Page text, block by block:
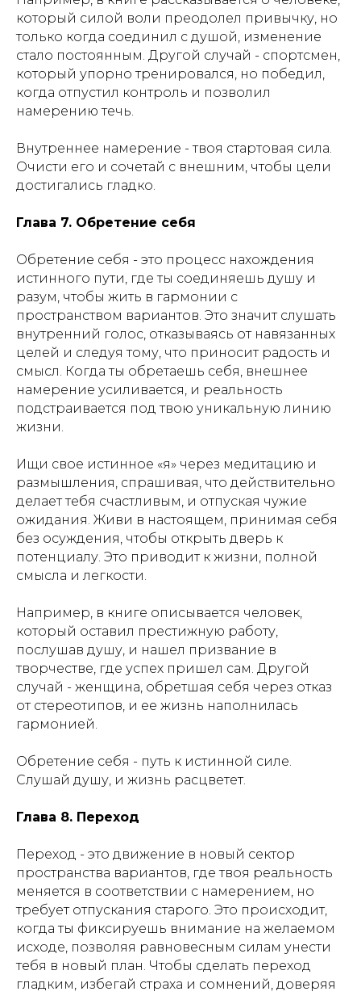
который силой воли преодолел привычку, но
только когда соединил с душой, изменение
стало постоянным. Другой случай - спортсмен,
который упорно тренировался, но победил,
когда отпустил контроль и позволил
намерению течь.
Внутреннее намерение - твоя стартовая сила.
Очисти его и сочетай с внешним, чтобы цели
достигались гладко.
Глава 7. Обретение себя
Обретение себя - это процесс нахождения
истинного пути, где ты соединяешь душу и
разум, чтобы жить в гармонии с
пространством вариантов. Это значит слушать
внутренний голос, отказываясь от навязанных
целей и следуя тому, что приносит радость и
смысл. Когда ты обретаешь себя, внешнее
намерение усиливается, и реальность
подстраивается под твою уникальную линию
жизни.
Ищи свое истинное «я» через медитацию и
размышления, спрашивая, что действительно
делает тебя счастливым, и отпуская чужие
ожидания. Живи в настоящем, принимая себя
без осуждения, чтобы открыть дверь к
потенциалу. Это приводит к жизни, полной
смысла и легкости.
Например, в книге описывается человек,
который оставил престижную работу,
послушав душу, и нашел призвание в
творчестве, где успех пришел сам. Другой
случай - женщина, обретшая себя через отказ
от стереотипов, и ее жизнь наполнилась
гармонией.
Обретение себя - путь к истинной силе.
Слушай душу, и жизнь расцветет.
Глава 8. Переход
Переход - это движение в новый сектор
пространства вариантов, где твоя реальность
меняется в соответствии с намерением, но
требует отпускания старого. Это происходит,
когда ты фиксируешь внимание на желаемом
исходе, позволяя равновесным силам унести
тебя в новый план. Чтобы сделать переход
гладким, избегай страха и сомнений, доверяя